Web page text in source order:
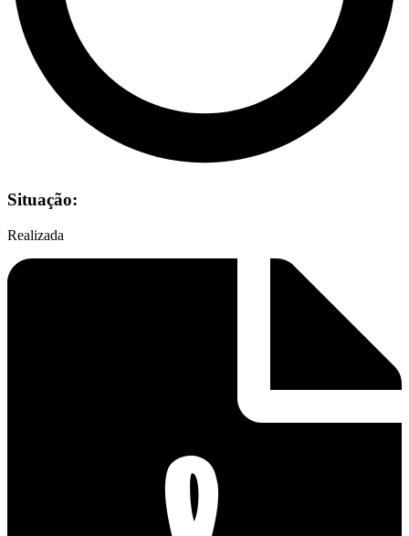
Situação:
Realizada